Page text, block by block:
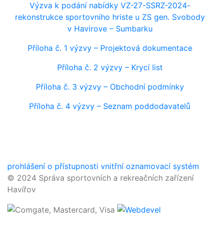
Výzva k podání nabídky VZ-27-SSRZ-2024-
rekonstrukce sportovniho hriste u ZS gen. Svobody
v Havirove – Sumbarku
Příloha č. 1 výzvy – Projektová dokumentace
Příloha č. 2 výzvy – Krycí list
Příloha č. 3 výzvy – Obchodní podmínky
Příloha č. 4 výzvy – Seznam poddodavatelů
prohlášení o přístupnosti vnitřní oznamovací systém
© 2024 Správa sportovních a rekreačních zařízení
Havířov